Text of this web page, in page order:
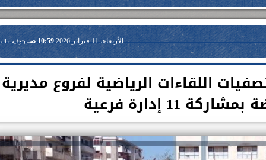
الأربعاء، 11 فبراير 2026 10:59 صـ بتوقيت
اللقاءات الرياضية لفروع مديرية
11 إدارة فرعية
العلاج الحر بمنفلوط بالتعاون مع هيئة
حدث بمستشفيات جامعة اسيوط....
فريق طبي بقسم الأنف والأذن